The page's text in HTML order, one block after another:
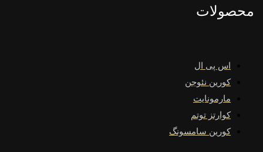
محصولات
اس پی ال
کورین نئوجن
مارمونایت
کوارتز توتم
کورین سامسونگ